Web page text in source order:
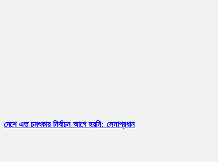
দেশে এত চমৎকার নির্বাচন আগে হয়নি: সেনাপ্রধান